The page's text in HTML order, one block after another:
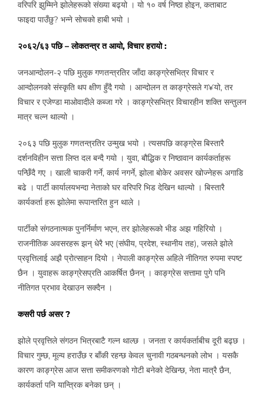
वरिपरि झुम्मिने झोलेहरूको संख्या बढ्यो । यो १० वर्ष निष्ठा होइन, कताबाट
फाइदा पाउँछु? भन्ने सोचको हाबी भयो ।
२०६२/६३ पछि – लोकतन्त्र त आयो, विचार हरायो :
जनआन्दोलन-२ पछि मुलुक गणतन्त्रतिर जाँदा काङ्ग्रेसभित्र विचार र
आन्दोलनको संस्कृति थप क्षीण हुँदै गयो । आन्दोलन त काङ्ग्रेसले ग¥यो, तर
विचार र एजेण्डा माओवादीले कब्जा गरे । काङ्ग्रेसभित्र विचारहीन शक्ति सन्तुलन
मात्र चल्न थाल्यो ।
२०६३ पछि मुलुक गणतन्त्रतिर उन्मुख भयो । त्यसपछि काङ्ग्रेस बिस्तारै
दर्शनविहीन सत्ता लिप्त दल बन्दै गयो । युवा, बौद्धिक र निष्ठावान कार्यकर्ताहरू
पन्छिँदै गए । खाली चाकरी गर्ने, कार्य नगर्ने, झोला बोकेर अवसर खोज्नेहरू अगाडि
बढे । पार्टी कार्यालयभन्दा नेताको घर वरिपरि भिड देखिन थाल्यो । बिस्तारै
कार्यकर्ता हरू झोलेमा रूपान्तरित हुन थाले ।
पार्टीको संगठनात्मक पुनर्निर्माण भएन, तर झोलेहरूको भीड अझ गहिरियो ।
राजनीतिक अवसरहरू झन् धेरै भए (संघीय, प्रदेश, स्थानीय तह), जसले झोले
प्रवृत्तिलाई अझै प्रोत्साहन दियो । नेपाली काङ्ग्रेस अहिले नीतिगत रुपमा स्पष्ट
छैन । युवाहरू काङ्ग्रेसप्रति आकर्षित छैनन् । काङ्ग्रेस सत्तामा पुगे पनि
नीतिगत प्रभाव देखाउन सक्दैन ।
कसरी पर्छ असर ?
झोले प्रवृत्तिले संगठन भित्रबाटै गल्न थाल्छ । जनता र कार्यकर्ताबीच दूरी बढ्छ ।
विचार गुम्छ, मूल्य हराउँछ र बाँकी रहन्छ केवल चुनावी गठबन्धनको लोभ । यसकै
कारण काङ्ग्रेस आज सत्ता समीकरणको गोटी बनेको देखिन्छ, नेता मात्रै छैन,
कार्यकर्ता पनि यान्त्रिक बनेका छन् ।